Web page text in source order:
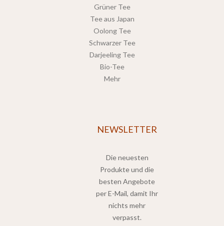
Grüner Tee
Tee aus Japan
Oolong Tee
Schwarzer Tee
Darjeeling Tee
Bio-Tee
Mehr
NEWSLETTER
Die neuesten
Produkte und die
besten Angebote
per E-Mail, damit Ihr
nichts mehr
verpasst.